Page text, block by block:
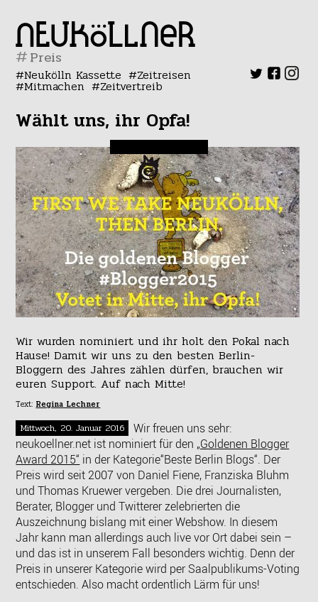
#
Neukölln Kassette Zeitreisen
Mitmachen Zeitvertreib
Wählt uns, ihr Opfa!
Wir wurden nominiert und ihr holt den Pokal nach
Hause! Damit wir uns zu den besten Berlin-
Bloggern des Jahres zählen dürfen, brauchen wir
euren Support. Auf nach Mitte!
Text: Regina Lechner
Mittwoch, 20. Januar 2016
Wir freuen uns sehr:
neukoellner.net ist nominiert für den „Goldenen Blogger
Award 2015“ in der Kategorie“Beste Berlin Blogs“. Der
Preis wird seit 2007 von Daniel Fiene, Franziska Bluhm
und Thomas Kruewer vergeben. Die drei Journalisten,
Berater, Blogger und Twitterer zelebrierten die
Auszeichnung bislang mit einer Webshow. In diesem
Jahr kann man allerdings auch live vor Ort dabei sein –
und das ist in unserem Fall besonders wichtig. Denn der
Preis in unserer Kategorie wird per Saalpublikums-Voting
entschieden. Also macht ordentlich Lärm für uns!